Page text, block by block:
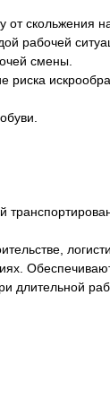
от скольжения
рабочей
смены.
риска
длительной